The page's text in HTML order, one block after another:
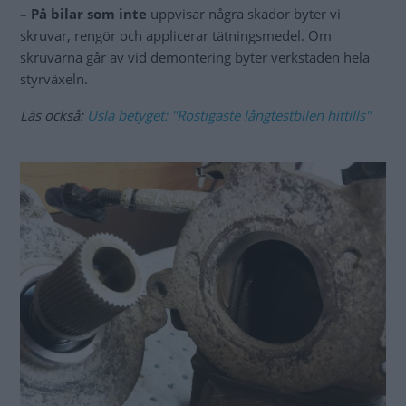
– På bilar som inte uppvisar några skador byter vi
skruvar, rengör och applicerar tätningsmedel. Om
skruvarna går av vid demontering byter verkstaden hela
styrväxeln.
Läs också: Usla betyget: "Rostigaste långtestbilen hittills"